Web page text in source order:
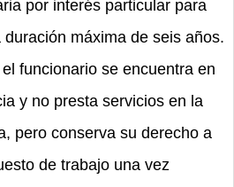
por interés particular para
máxima de seis años.
funcionario se encuentra en
y no presta servicios en la
pero conserva su derecho a
de trabajo una vez